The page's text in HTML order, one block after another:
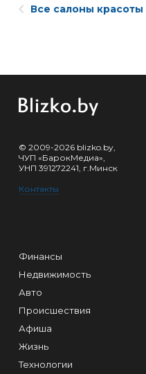
Все салоны красоты
© 2009-2026 blizko.by,
ЧУП «БарокМедиа»,
УНП 391272241, г.Минск
Контакты
Финансы
Недвижимость
Авто
Происшествия
Афиша
Жизнь
Технологии